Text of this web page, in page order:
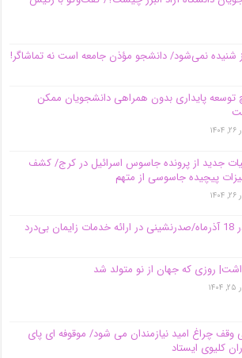
نمی‌شود/ دانشجو مؤذن جامعه است نه تماشاگر!
توسعه پایداری بدون همراهی دانشجویان ممکن
جدید از پرونده جاسوس اسرائیل در کرج/‌ کشف
پیچیده جاسوسی از متهم
روزی که جهان از نو متولد شد
وقف چراغ امید نیازمندان می شود/ موقوفه ای پای
کلیوی ایستاد